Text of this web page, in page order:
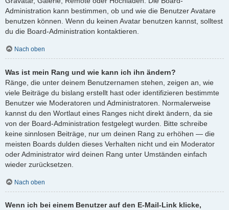
Administration kann bestimmen, ob und wie die Benutzer Avatare
benutzen können. Wenn du keinen Avatar benutzen kannst, solltest
du die Board-Administration kontaktieren.
Nach oben
Was ist mein Rang und wie kann ich ihn ändern?
Ränge, die unter deinem Benutzernamen stehen, zeigen an, wie
viele Beiträge du bislang erstellt hast oder identifizieren bestimmte
Benutzer wie Moderatoren und Administratoren. Normalerweise
kannst du den Wortlaut eines Ranges nicht direkt ändern, da sie
von der Board-Administration festgelegt wurden. Bitte schreibe
keine sinnlosen Beiträge, nur um deinen Rang zu erhöhen — die
meisten Boards dulden dieses Verhalten nicht und ein Moderator
oder Administrator wird deinen Rang unter Umständen einfach
wieder zurücksetzen.
Nach oben
Wenn ich bei einem Benutzer auf den E-Mail-Link klicke,